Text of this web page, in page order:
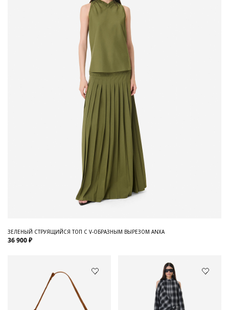
ЗЕЛЕНЫЙ СТРУЯЩИЙСЯ ТОП С V-ОБРАЗНЫМ ВЫРЕЗОМ ANXA
36 900 ₽